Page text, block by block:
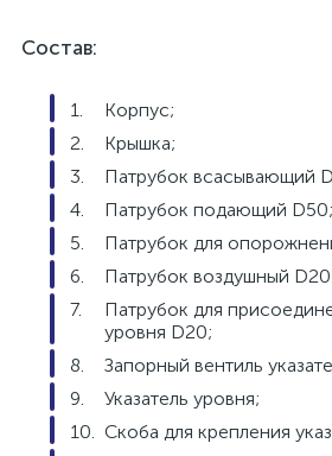
Состав:
Корпус;
Крышка;
Патрубок всасывающий
Патрубок подающий D50;
Патрубок для
Патрубок воздушный
Патрубок для
уровня D20;
Запорный вентиль
Указатель уровня;
Скоба для крепления